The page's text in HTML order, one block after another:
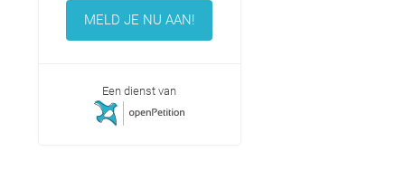
MELD JE NU AAN!
Een dienst van